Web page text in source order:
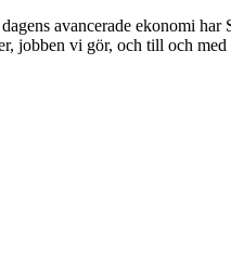
avancerade ekonomi
jobben vi gör, och till och